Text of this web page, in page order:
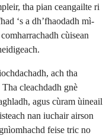
tha pian ceangailte ri
‘s a dh’fhaodadh mì-
cùisean
ach tha
cleachdadh gnè
agus cùram ùineail
nan iuchair airson
feise tric no